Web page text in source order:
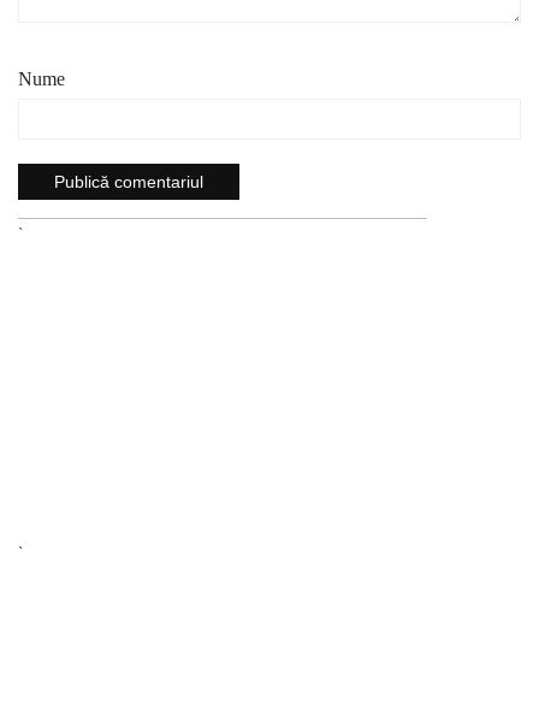
Nume
`
`